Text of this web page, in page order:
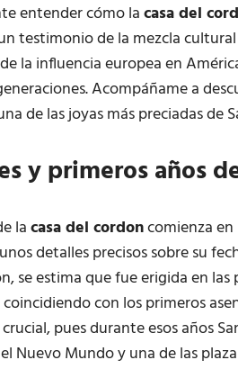
entender cómo lacasa del
testimonio de la mezcla
la influencia europea en
Acompáñame a
de las joyas más preciadas de
y primeros años
lacasa del cordoncomienza
detalles precisos sobre su
se estima que fue erigida en
coincidiendo con los primeros
pues durante esos años
Nuevo Mundo y una de las